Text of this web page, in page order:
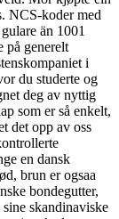
NCS-koder med
än 1001
på generelt
i
du studerte og
deg av nyttig
som er så enkelt,
det opp av oss
en dansk
brun er ogsaa
bondegutter,
skandinaviske